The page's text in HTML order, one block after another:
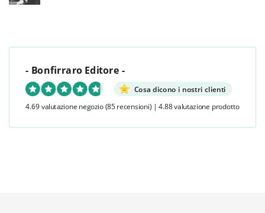
- Bonfirraro Editore -
Cosa dicono i nostri clienti
4.69 valutazione negozio (85 recensioni) | 4.88 valutazione prodotto